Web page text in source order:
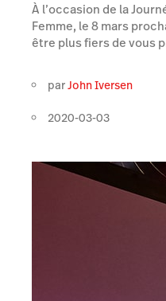
À l’occasion de la
Femme, le 8 mars
être plus fiers de vous
parJohn Iversen
2020-03-03